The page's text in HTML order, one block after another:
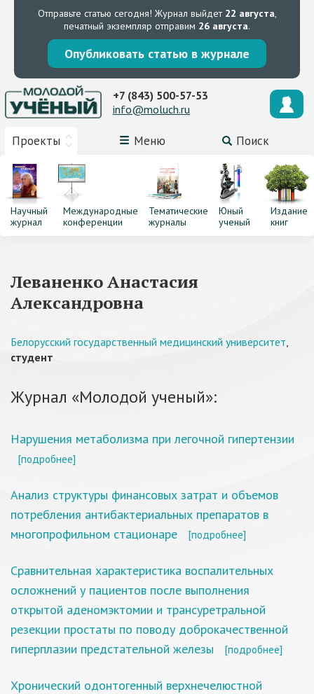
Отправьте статью сегодня! Журнал выйдет 22 августа,
печатный экземпляр отправим 26 августа.
Опубликовать статью в журнале
Проекты Меню Поиск
+7 (843) 500-57-53
info@moluch.ru
Научный
журнал
Международные
конференции
Тематические
журналы
Юный
ученый
Издание
книг
Леваненко Анастасия
Александровна
Белорусский государственный медицинский университет,
студент
Журнал «Молодой ученый»:
Нарушения метаболизма при легочной гипертензии
[подробнее]
Анализ структуры финансовых затрат и объемов
потребления антибактериальных препаратов в
многопрофильном стационаре
[подробнее]
Сравнительная характеристика воспалительных
осложнений у пациентов после выполнения
открытой аденомэктомии и трансуретральной
резекции простаты по поводу доброкачественной
гиперплазии предстательной железы
[подробнее]
Хронический одонтогенный верхнечелюстной